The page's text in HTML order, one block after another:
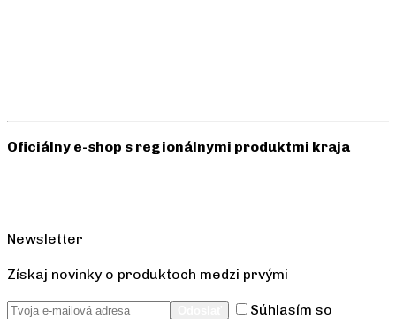
Oficiálny e-shop s regionálnymi produktmi kraja
Newsletter
Získaj novinky o produktoch medzi prvými
Súhlasím so